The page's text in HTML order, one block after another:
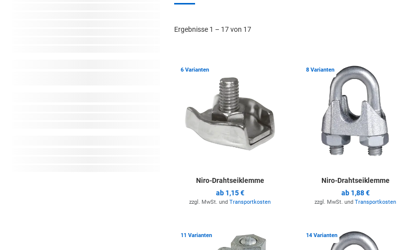
Ergebnisse 1 – 17 von 17
6 Varianten Zur Merkliste hinzufügen
Niro-Drahtseiklemme
ab 1,15 €
zzgl. MwSt. und Transportkosten
8 Varianten
Niro-Drahtseiklemme
ab 1,88 €
zzgl. MwSt. und Transportkosten
11 Varianten Zur Merkliste hinzufügen
14 Varianten